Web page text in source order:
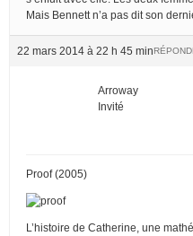
Mais Bennett n’a pas dit son
22 mars 2014 à 22 h 45 min
Arroway
Invité
Proof (2005)
L’histoire de Catherine, une